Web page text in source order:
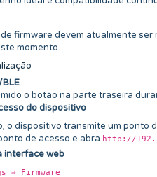
firmware devem atualmente ser
momento.
o botão na parte traseira
do dispositivo
o dispositivo transmite um ponto
de acesso e abra http://
interface web
→ Firmware